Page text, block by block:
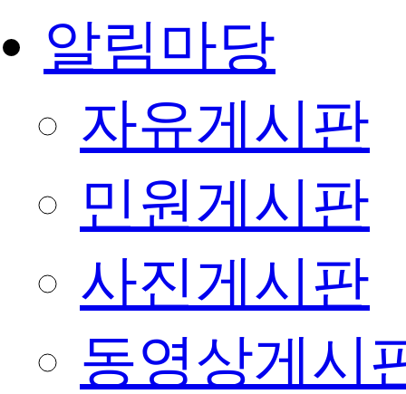
알림마당
자유게시판
민원게시판
사진게시판
동영상게시